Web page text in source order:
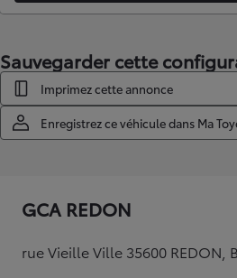
Sauvegarder cette
Imprimez cette annonce
Enregistrez ce véhicule dans Ma
GCA REDON
rue Vieille Ville 35600 REDON,